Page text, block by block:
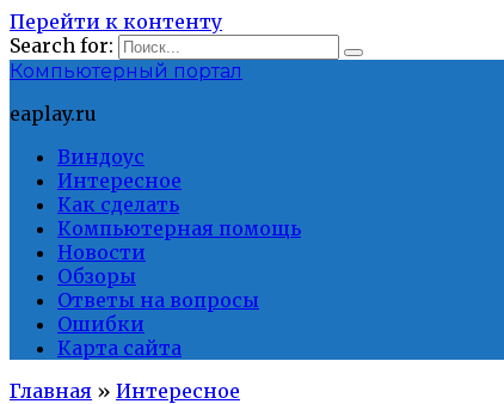
Перейти к контенту
Search for:
Компьютерный портал
eaplay.ru
Виндоус
Интересное
Как сделать
Компьютерная помощь
Новости
Обзоры
Ответы на вопросы
Ошибки
Карта сайта
Главная » Интересное